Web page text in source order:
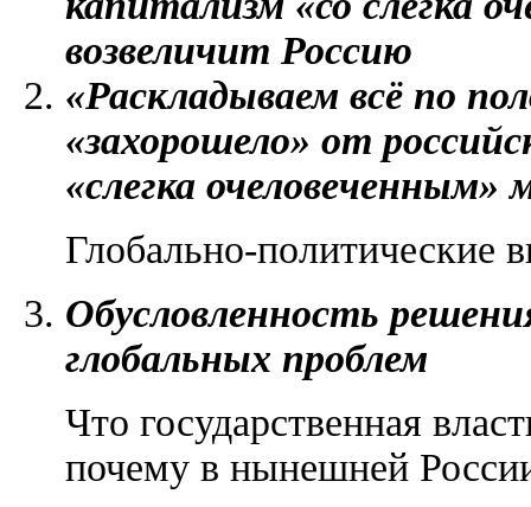
возвеличит Россию
«Раскладываем всё по
«захорошело» от
«слегка очеловеченным»
Глобально-политические
Обусловленность
глобальных проблем
Что государственная
почему в нынешней